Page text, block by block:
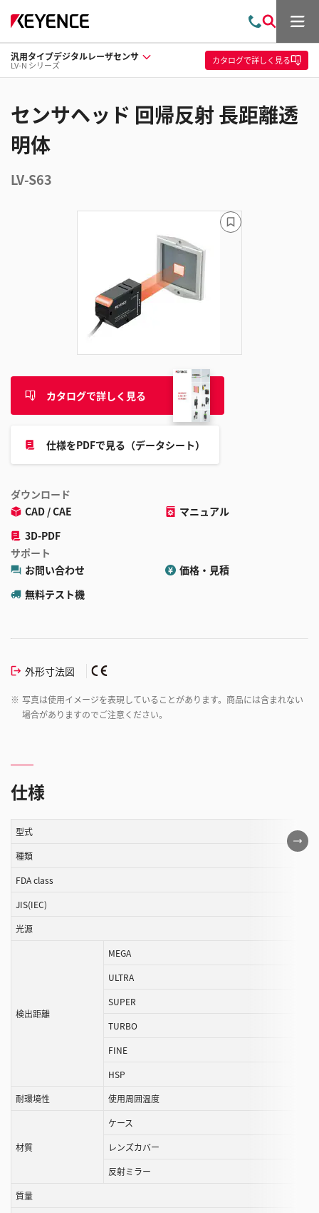
問
い
合
わ
索
メ
ュ
ー
汎用タイプデジタルレーザセンサ
LV-N シリーズ カタログで詳しく見る
センサヘッド 回帰反射 長距離透
明体
LV-S63
カタログで詳しく見る
仕様をPDFで見る（データシート）
ダウンロード
CAD / CAE
マニュアル
3D-PDF
サポート
お問い合わせ
価格・見積
無料テスト機
外形寸法図
※ 写真は使用イメージを表現していることがあります。商品には含まれない
場合がありますのでご注意ください。
ブ
ッ
仕様
こ
の
型式
種類
FDA class
JIS(IEC)
光源
検出距離
MEGA
ULTRA
SUPER
TURBO
FINE
HSP
耐環境性
使用周囲温度
材質
ケース
レンズカバー
反射ミラー
質量